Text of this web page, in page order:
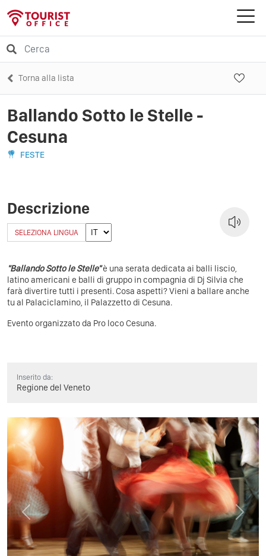
Torna alla lista
Ballando Sotto le Stelle -
Cesuna
FESTE
Descrizione
SELEZIONA LINGUA
"Ballando Sotto le Stelle"è una serata dedicata ai balli liscio,
latino americani e balli di gruppo in compagnia di Dj Silvia che
farà divertire tutti i presenti. Cosa aspetti? Vieni a ballare anche
tu al Palaciclamino, il Palazzetto di Cesuna.
Evento organizzato da Pro loco Cesuna.
Inserito da:
Regione del Veneto
Previous Next